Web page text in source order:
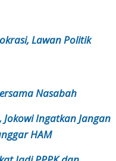
Lawan Politik
Nasabah
Ingatkan Jangan
HAM